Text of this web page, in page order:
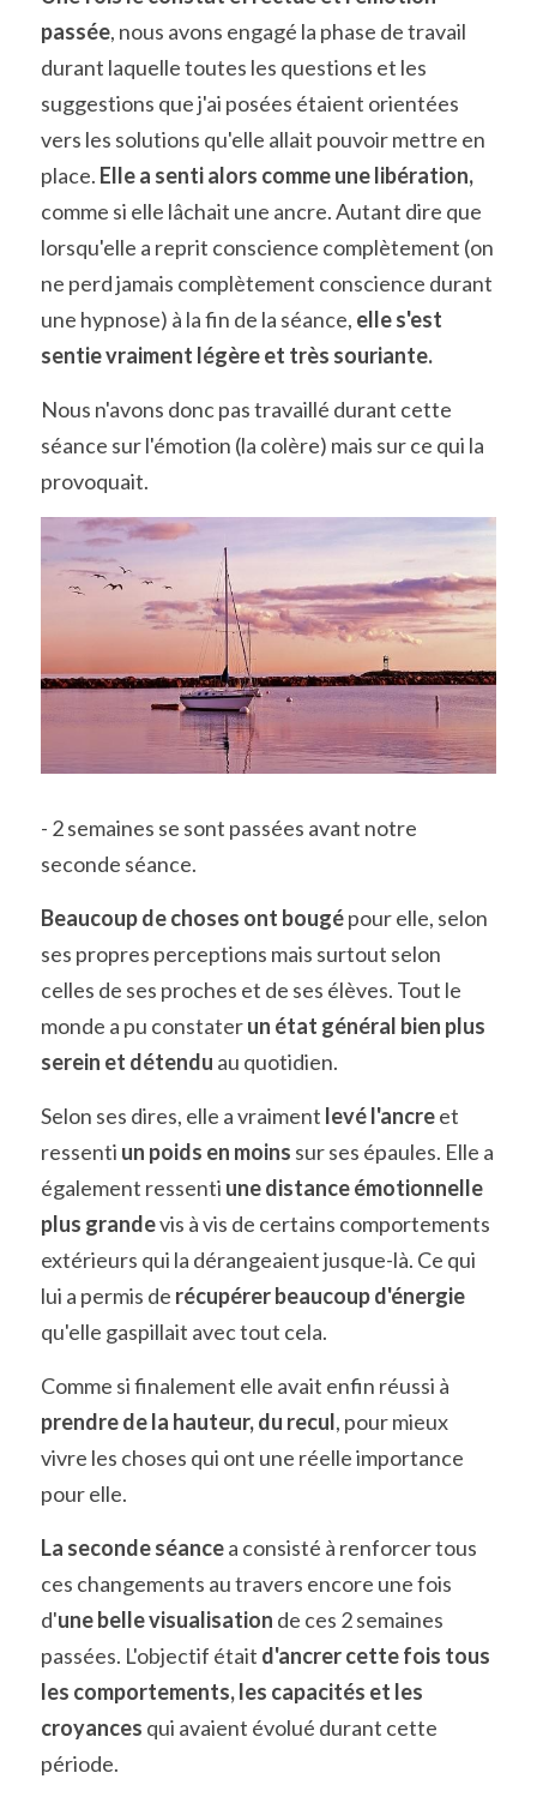
passée, nous avons engagé la phase de travail
durant laquelle toutes les questions et les
suggestions que j'ai posées étaient orientées
vers les solutions qu'elle allait pouvoir mettre en
place. Elle a senti alors comme une libération,
comme si elle lâchait une ancre. Autant dire que
lorsqu'elle a reprit conscience complètement (on
ne perd jamais complètement conscience durant
une hypnose) à la fin de la séance, elle s'est
sentie vraiment légère et très souriante.
Nous n'avons donc pas travaillé durant cette
séance sur l'émotion (la colère) mais sur ce qui la
provoquait.
- 2 semaines se sont passées avant notre
seconde séance.
Beaucoup de choses ont bougé pour elle, selon
ses propres perceptions mais surtout selon
celles de ses proches et de ses élèves. Tout le
monde a pu constater un état général bien plus
serein et détendu au quotidien.
Selon ses dires, elle a vraiment levé l'ancre et
ressenti un poids en moins sur ses épaules. Elle a
également ressenti une distance émotionnelle
plus grande vis à vis de certains comportements
extérieurs qui la dérangeaient jusque-là. Ce qui
lui a permis de récupérer beaucoup d'énergie
qu'elle gaspillait avec tout cela.
prendre de la hauteur, du recul, pour mieux
vivre les choses qui ont une réelle importance
pour elle.
La seconde séance a consisté à renforcer tous
ces changements au travers encore une fois
d'une belle visualisation de ces 2 semaines
passées. L'objectif était d'ancrer cette fois tous
les comportements, les capacités et les
croyances qui avaient évolué durant cette
période.